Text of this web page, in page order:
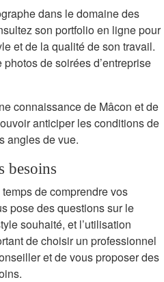
dans le domaine des
son portfolio en ligne pour
et de la qualité de son travail.
de soirées d’entreprise
connaissance de Mâcon et de
anticiper les conditions de
angles de vue.
besoins
de comprendre vos
pose des questions sur le
souhaité, et l’utilisation
de choisir un professionnel
et de vous proposer des